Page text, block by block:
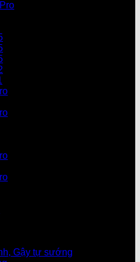
Gậy tự sướng